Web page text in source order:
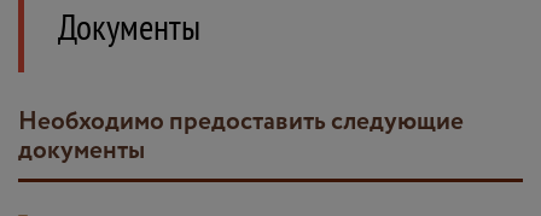
Документы
Необходимо предоставить следующие
документы